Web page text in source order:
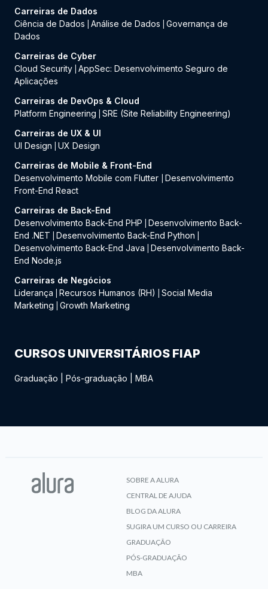
Carreiras de Dados
Ciência de Dados
Análise de Dados
Governança de
Dados
Carreiras de Cyber
Cloud Security AppSec: Desenvolvimento Seguro de
Aplicações
Carreiras de DevOps & Cloud
Platform Engineering
SRE (Site Reliability Engineering)
Carreiras de UX & UI
UI Design
UX Design
Carreiras de Mobile & Front-End
Desenvolvimento Mobile com Flutter
Desenvolvimento
Front-End React
Carreiras de Back-End
Desenvolvimento Back-End PHP
Desenvolvimento Back-
End .NET
Desenvolvimento Back-End Python
Desenvolvimento Back-End Java
Desenvolvimento Back-
End Node.js
Carreiras de Negócios
Liderança
Recursos Humanos (RH)
Social Media
Marketing
Growth Marketing
CURSOS UNIVERSITÁRIOS FIAP
Graduação Pós-graduação MBA
SOBRE A ALURA
CENTRAL DE AJUDA
BLOG DA ALURA
SUGIRA UM CURSO OU CARREIRA
GRADUAÇÃO
PÓS-GRADUAÇÃO
MBA